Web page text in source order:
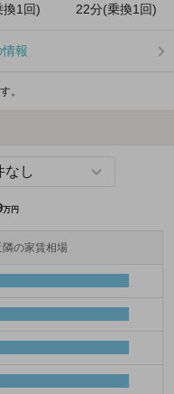
換1回) 22分(乗換1回)
報
。
万円
隣の家賃相場